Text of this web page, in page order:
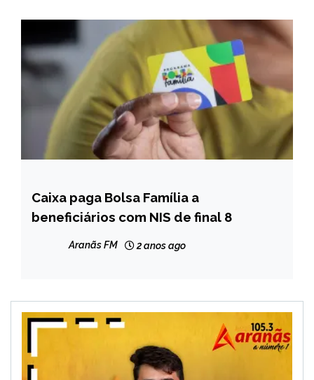
BRASIL
NOTÍCIAS
Caixa paga Bolsa Família a
beneficiários com NIS de final 8
Aranãs FM 2 anos ago